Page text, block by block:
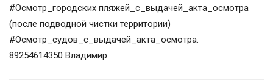
#Осмотр_городских пляжей_с_выдачей_акта_осмотра
(после подводной чистки территории)
#Осмотр_судов_с_выдачей_акта_осмотра.
89254614350 Владимир